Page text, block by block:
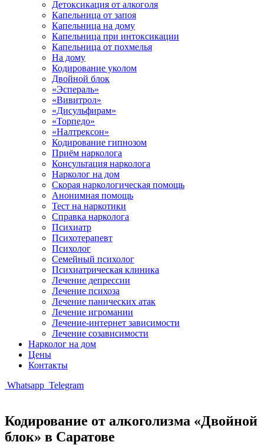
Детоксикация от алкоголя
Капельница от запоя
Капельница на дому
Капельница при интоксикации
Капельница от похмелья
На дому
Кодирование уколом
Двойной блок
«Эспераль»
«Вивитрол»
«Дисульфирам»
«Торпедо»
«Налтрексон»
Кодирование гипнозом
Приём нарколога
Консультация нарколога
Нарколог на дом
Скорая наркологическая помощь
Анонимная помощь
Тест на наркотики
Справка нарколога
Психиатр
Психотерапевт
Психолог
Семейный психолог
Психиатрическая клиника
Лечение депрессии
Лечение психоза
Лечение панических атак
Лечение игромании
Лечение-интернет зависимости
Лечение созависимости
Нарколог на дом
Цены
Контакты
Whatsapp Telegram
Кодирование от алкоголизма «Двойной
блок» в Саратове